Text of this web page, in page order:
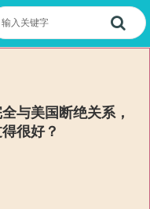
与美国断绝关系，
很好？